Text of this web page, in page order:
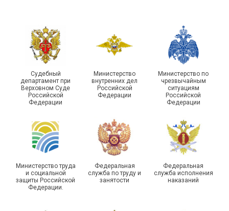
Чествование ветеранов
боевых действий
Самарской области
Подписано соглашение с
области
Судебный
департамент при
Верховном Суде
Российской
Федерации
Министерство
внутренних дел
Российской
Федерации
Министерство по
чрезвычайным
ситуациям
Российской
Федерации
Министерство труда
и социальной
защиты Российской
Федерации.
Федеральная
служба по труду и
занятости
Федеральная
служба исполнения
наказаний